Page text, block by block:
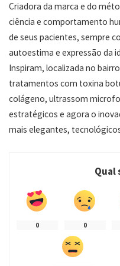
Criadora da marca e do
ciência e comportamento
de seus pacientes, sempre
autoestima e expressão da
Inspiram, localizada no
tratamentos com toxina
colágeno, ultrassom
estratégicos e agora o
mais elegantes,
Qual
0 0